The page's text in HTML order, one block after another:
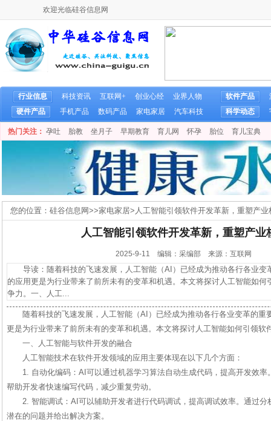
欢迎光临硅谷信息网
行业信息 科技资讯 互联网+ 创业心经
业界人物
硬件产品
手机产品 数码产品 家电家居 汽车科技
软件产品
科学动态
热门关注： 孕吐 胎教 坐月子 早期教育 育儿网 怀孕 胎位 育儿宝典
您的位置： 硅谷信息网>>家电家居> 人工智能引领软件开发革新，重塑产
人工智能引领软件开发革新，重塑产业
2025-9-11 编辑：采编部 来源：互联网
导读：随着科技的飞速发展，人工智能（AI）已经成为推动各行各业变
的应用更是为行业带来了前所未有的变革和机遇。本文将探讨人工智能如
争力。一、人工...
随着科技的飞速发展，人工智能（AI）已经成为推动各行各业变革的重
更是为行业带来了前所未有的变革和机遇。本文将探讨人工智能如何引领软
一、人工智能与软件开发的融合
人工智能技术在软件开发领域的应用主要体现在以下几个方面：
1. 自动化编码：AI可以通过机器学习算法自动生成代码，提高开发效
帮助开发者快速编写代码，减少重复劳动。
2. 智能调试：AI可以辅助开发者进行代码调试，提高调试效率。通过
潜在的问题并给出解决方案。